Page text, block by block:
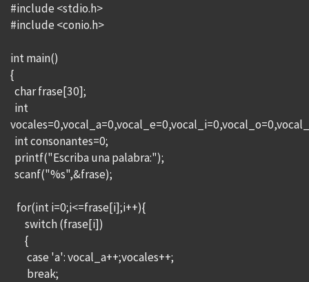
#include <stdio.h>
#include <conio.h>
int main()
{
char frase[30];
int
int consonantes=0;
printf("Escriba una palabra:");
scanf("%s",&frase);
for(int i=0;i<=frase[i];i++){
switch (frase[i])
{
case 'a': vocal_a++;vocales++;
break;